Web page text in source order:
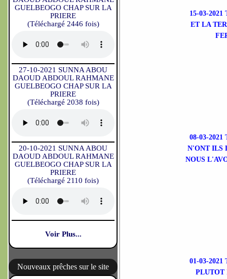
GUELBEOGO CHAP SUR LA
PRIERE
(Téléchargé 2446 fois)
27-10-2021 SUNNA ABOU
DAOUD ABDOUL RAHMANE
GUELBEOGO CHAP SUR LA
PRIERE
(Téléchargé 2038 fois)
20-10-2021 SUNNA ABOU
DAOUD ABDOUL RAHMANE
GUELBEOGO CHAP SUR LA
PRIERE
(Téléchargé 2110 fois)
Voir Plus...
Nouveaux prêches sur le site
15-03-
ET LA
08-03-
N'ONT ILS
NOUS
01-03-
PLUTOT